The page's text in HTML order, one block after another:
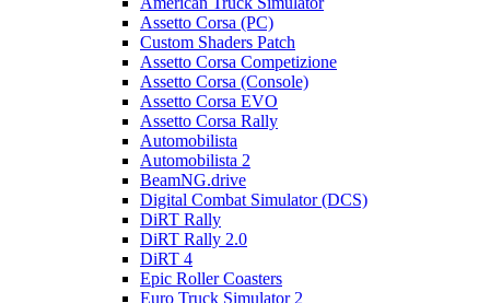
Assetto Corsa (PC)
Custom Shaders Patch
Assetto Corsa Competizione
Assetto Corsa (Console)
Assetto Corsa EVO
Assetto Corsa Rally
Automobilista
Automobilista 2
BeamNG.drive
Digital Combat Simulator (DCS)
DiRT Rally
DiRT Rally 2.0
DiRT 4
Epic Roller Coasters
Euro Truck Simulator 2